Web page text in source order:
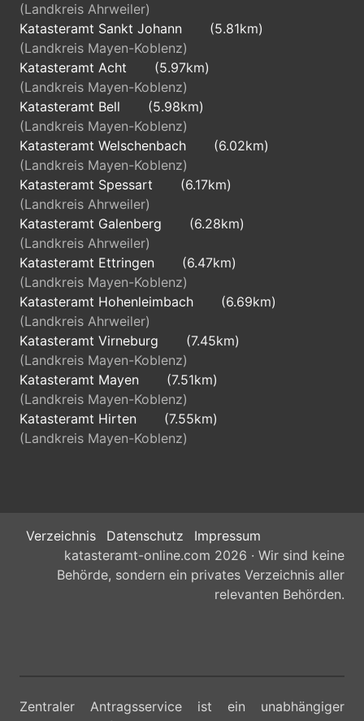
(Landkreis Ahrweiler)
Katasteramt Sankt Johann
(5.81km)
(Landkreis Mayen-Koblenz)
Katasteramt Acht
(5.97km)
(Landkreis Mayen-Koblenz)
Katasteramt Bell
(5.98km)
(Landkreis Mayen-Koblenz)
Katasteramt Welschenbach
(6.02km)
(Landkreis Mayen-Koblenz)
Katasteramt Spessart
(6.17km)
(Landkreis Ahrweiler)
Katasteramt Galenberg
(6.28km)
(Landkreis Ahrweiler)
Katasteramt Ettringen
(6.47km)
(Landkreis Mayen-Koblenz)
Katasteramt Hohenleimbach
(6.69km)
(Landkreis Ahrweiler)
Katasteramt Virneburg
(7.45km)
(Landkreis Mayen-Koblenz)
Katasteramt Mayen
(7.51km)
(Landkreis Mayen-Koblenz)
Katasteramt Hirten
(7.55km)
(Landkreis Mayen-Koblenz)
Verzeichnis Datenschutz
Impressum
katasteramt-online.com 2026 · Wir sind keine
Behörde, sondern ein privates Verzeichnis aller
relevanten Behörden.
Zentraler Antragsservice ist ein unabhängiger